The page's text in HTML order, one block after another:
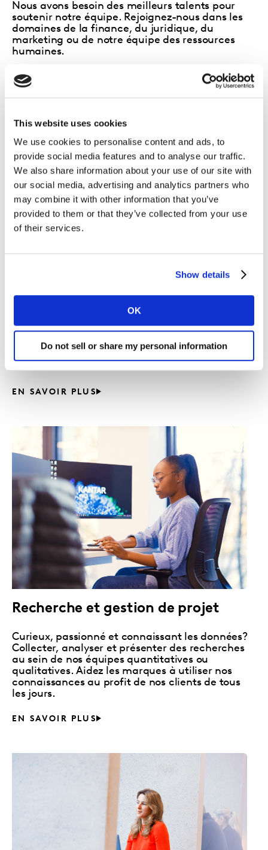
This website uses cookies
We use cookies to personalise content and ads, to
provide social media features and to analyse our traffic.
We also share information about your use of our site with
our social media, advertising and analytics partners who
may combine it with other information that you’ve
provided to them or that they’ve collected from your use
of their services.
Show details
OK
Do not sell or share my personal information
Nous avons besoin des meilleurs talents pour
soutenir notre équipe. Rejoignez-nous dans les
domaines de la finance, du juridique, du
marketing ou de notre équipe des ressources
humaines.
EN SAVOIR PLUS
Nos données doivent être bien collectées,
propres et facilement disponibles – et cela
EN SAVOIR PLUS
Recherche et gestion de projet
Curieux, passionné et connaissant les données?
Collecter, analyser et présenter des recherches
au sein de nos équipes quantitatives ou
qualitatives. Aidez les marques à utiliser nos
connaissances au profit de nos clients de tous
les jours.
EN SAVOIR PLUS